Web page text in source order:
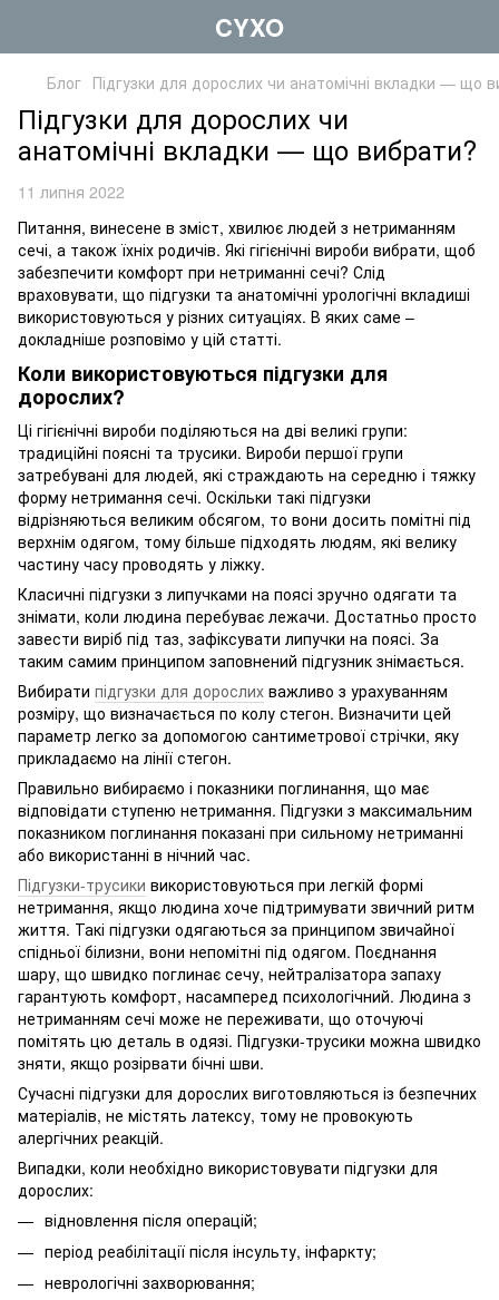
CYXO
Блог Підгузки для дорослих чи анатомічні вкладки — що
Підгузки для дорослих чи
анатомічні вкладки — що вибрати?
11 липня 2022
Питання, винесене в зміст, хвилює людей з нетриманням
сечі, а також їхніх родичів. Які гігієнічні вироби вибрати, щоб
забезпечити комфорт при нетриманні сечі? Слід
враховувати, що підгузки та анатомічні урологічні вкладиші
використовуються у різних ситуаціях. В яких саме –
докладніше розповімо у цій статті.
Коли використовуються підгузки для
дорослих?
Ці гігієнічні вироби поділяються на дві великі групи:
традиційні поясні та трусики. Вироби першої групи
затребувані для людей, які страждають на середню і тяжку
форму нетримання сечі. Оскільки такі підгузки
відрізняються великим обсягом, то вони досить помітні під
верхнім одягом, тому більше підходять людям, які велику
частину часу проводять у ліжку.
Класичні підгузки з липучками на поясі зручно одягати та
знімати, коли людина перебуває лежачи. Достатньо просто
завести виріб під таз, зафіксувати липучки на поясі. За
таким самим принципом заповнений підгузник знімається.
Вибирати підгузки для дорослих важливо з урахуванням
розміру, що визначається по колу стегон. Визначити цей
параметр легко за допомогою сантиметрової стрічки, яку
прикладаємо на лінії стегон.
Правильно вибираємо і показники поглинання, що має
відповідати ступеню нетримання. Підгузки з максимальним
показником поглинання показані при сильному нетриманні
або використанні в нічний час.
Підгузки-трусики використовуються при легкій формі
нетримання, якщо людина хоче підтримувати звичний ритм
життя. Такі підгузки одягаються за принципом звичайної
спідньої білизни, вони непомітні під одягом. Поєднання
шару, що швидко поглинає сечу, нейтралізатора запаху
гарантують комфорт, насамперед психологічний. Людина з
нетриманням сечі може не переживати, що оточуючі
помітять цю деталь в одязі. Підгузки-трусики можна швидко
зняти, якщо розірвати бічні шви.
Сучасні підгузки для дорослих виготовляються із безпечних
матеріалів, не містять латексу, тому не провокують
алергічних реакцій.
Випадки, коли необхідно використовувати підгузки для
дорослих:
відновлення після операцій;
період реабілітації після інсульту, інфаркту;
неврологічні захворювання;